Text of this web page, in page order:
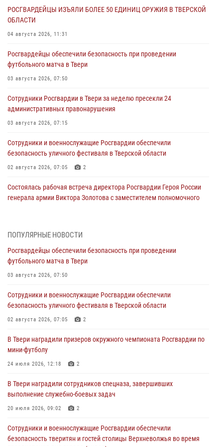
РОСГВАРДЕЙЦЫ ИЗЪЯЛИ БОЛЕЕ 50 ЕДИНИЦ ОРУЖИЯ В ТВЕРСКОЙ
ОБЛАСТИ
04 августа 2026, 11:31
Росгвардейцы обеспечили безопасность при проведении
футбольного матча в Твери
03 августа 2026, 07:50
Сотрудники Росгвардии в Твери за неделю пресекли 24
административных правонарушения
03 августа 2026, 07:15
Сотрудники и военнослужащие Росгвардии обеспечили
безопасность уличного фестиваля в Тверской области
02 августа 2026, 07:05 2
Состоялась рабочая встреча директора Росгвардии Героя России
генерала армии Виктора Золотова с заместителем полномочного
31 июля 2026, 05:42 4
Росгвардейцы в Твери приняли участие в молебне, посвященном
Дню Крещения Руси
28 июля 2026, 11:30
Сотрудники вневедомственной охраны совершили 250 выездов и
пресекли 20 правонарушений за неделю в Тверской области
27 июля 2026, 08:29
В Твери наградили призеров окружного чемпионата Росгвардии по
мини-футболу
24 июля 2026, 12:18 2
Росгвардейцы оказали помощь водителю на дороге в городе Кашин
22 июля 2026, 08:35
ПОПУЛЯРНЫЕ НОВОСТИ
Росгвардейцы обеспечили безопасность при проведении
футбольного матча в Твери
03 августа 2026, 07:50
Сотрудники и военнослужащие Росгвардии обеспечили
безопасность уличного фестиваля в Тверской области
02 августа 2026, 07:05 2
В Твери наградили призеров окружного чемпионата Росгвардии по
мини-футболу
24 июля 2026, 12:18 2
В Твери наградили сотрудников спецназа, завершивших
выполнение служебно-боевых задач
20 июля 2026, 09:02 2
Сотрудники и военнослужащие Росгвардии обеспечили
безопасность тверитян и гостей столицы Верхневолжья во время